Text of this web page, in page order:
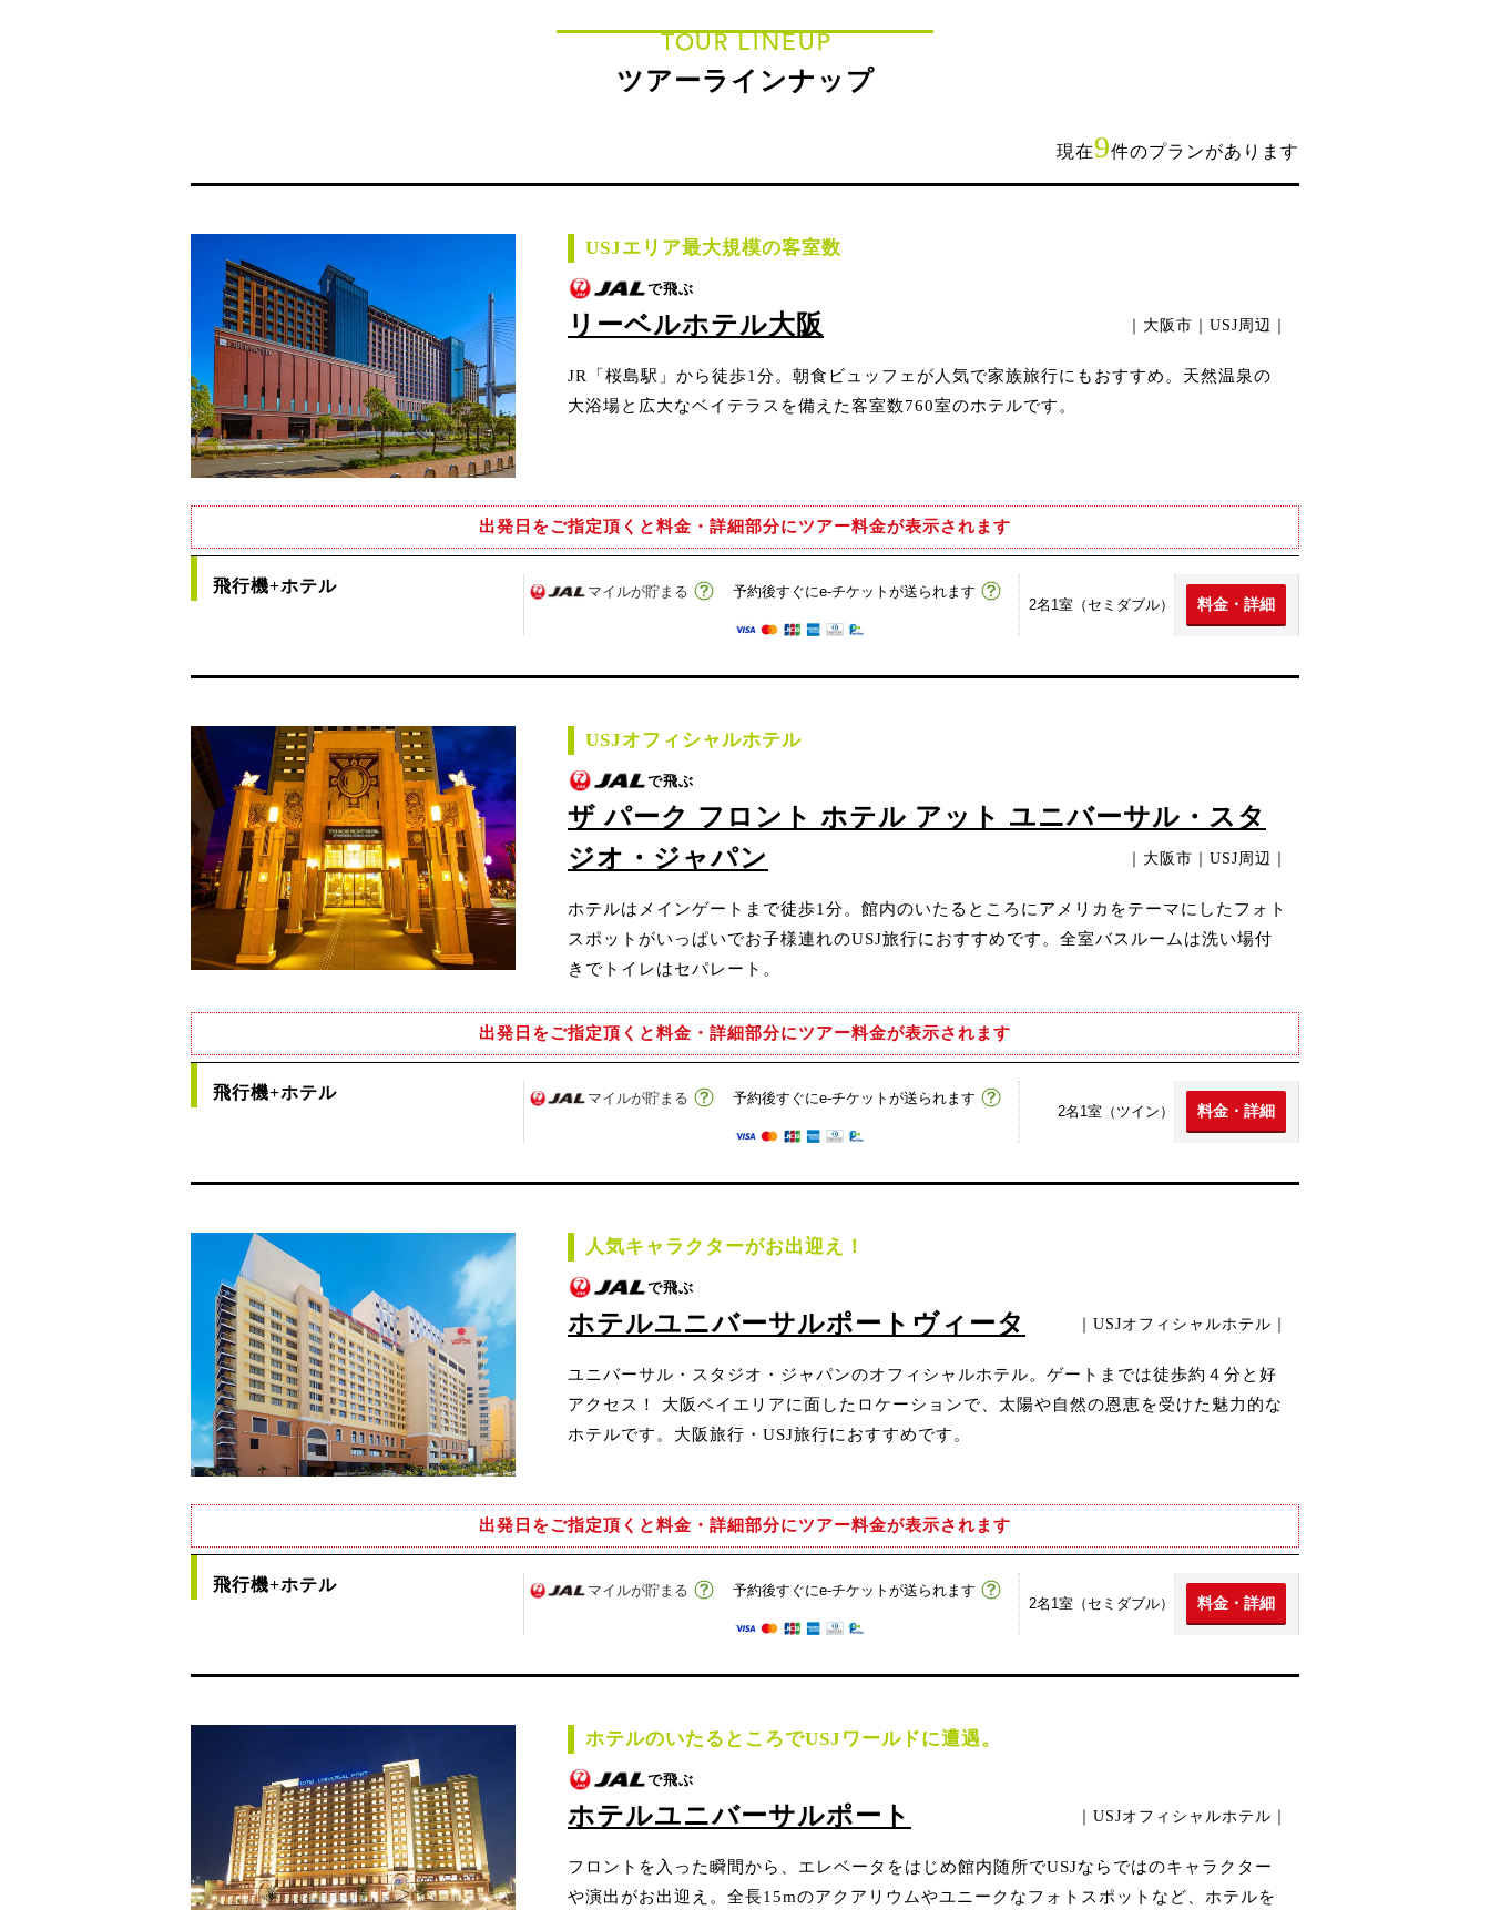
TOUR LINEUP
ツアーラインナップ
現在9件のプランがあります
USJエリア最大規模の客室数
で飛ぶ
リーベルホテル大阪 ｜大阪市｜USJ周辺｜
JR「桜島駅」から徒歩1分。朝食ビュッフェが人気で家族旅行にもおすすめ。天然温泉の
大浴場と広大なベイテラスを備えた客室数760室のホテルです。
出発日をご指定頂くと料金・詳細部分にツアー料金が表示されます
飛行機+ホテル マイルが貯まる
予約後すぐにe-チケットが送られます
2名1室（セミダブル）
料金・詳細
USJオフィシャルホテル
で飛ぶ
ザ パーク フロント ホテル アット ユニバーサル・スタ
ジオ・ジャパン
｜大阪市｜USJ周辺｜
ホテルはメインゲートまで徒歩1分。館内のいたるところにアメリカをテーマにしたフォト
スポットがいっぱいでお子様連れのUSJ旅行におすすめです。全室バスルームは洗い場付
きでトイレはセパレート。
出発日をご指定頂くと料金・詳細部分にツアー料金が表示されます
飛行機+ホテル マイルが貯まる
予約後すぐにe-チケットが送られます
2名1室（ツイン）
料金・詳細
人気キャラクターがお出迎え！
で飛ぶ
ホテルユニバーサルポートヴィータ ｜USJオフィシャルホテル｜
ユニバーサル・スタジオ・ジャパンのオフィシャルホテル。ゲートまでは徒歩約４分と好
アクセス！ 大阪ベイエリアに面したロケーションで、太陽や自然の恩恵を受けた魅力的な
ホテルです。大阪旅行・USJ旅行におすすめです。
出発日をご指定頂くと料金・詳細部分にツアー料金が表示されます
飛行機+ホテル マイルが貯まる
予約後すぐにe-チケットが送られます
2名1室（セミダブル）
料金・詳細
ホテルのいたるところでUSJワールドに遭遇。
で飛ぶ
ホテルユニバーサルポート ｜USJオフィシャルホテル｜
フロントを入った瞬間から、エレベータをはじめ館内随所でUSJならではのキャラクター
や演出がお出迎え。全長15mのアクアリウムやユニークなフォトスポットなど、ホテルを